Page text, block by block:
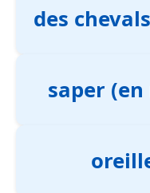
des
saper